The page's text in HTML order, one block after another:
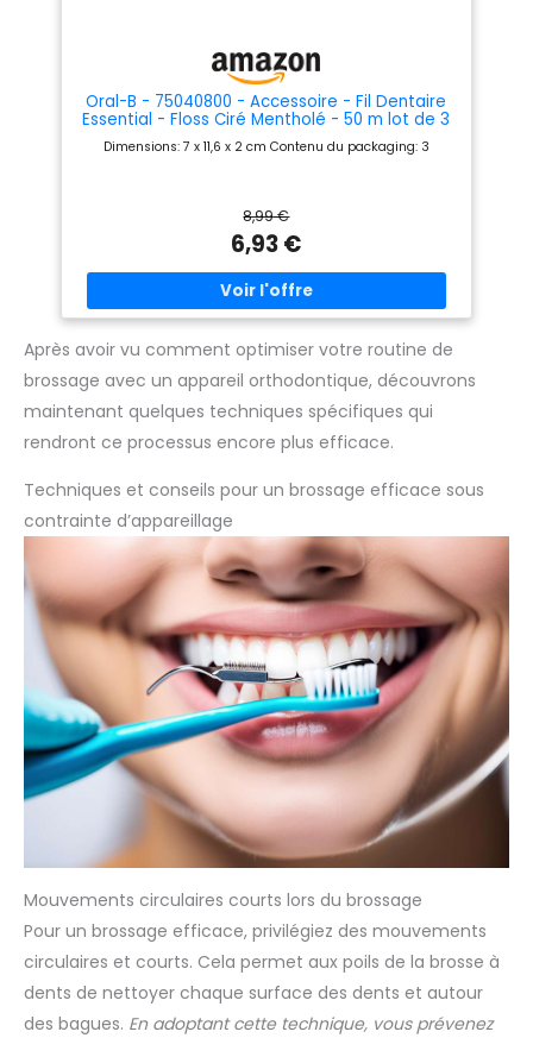
extrémité pour éliminer les
débris plus importants, et
d'une section médiane
texturée pour une meilleure
de la fatigue. Protège les dents
familial. Abordable, écologique
et favorisant la santé dentaire
Oral-B - 75040800 - Accessoire - Fil Dentaire
Essential - Floss Ciré Mentholé - 50 m lot de 3
Dimensions: 7 x 11,6 x 2 cm Contenu du packaging: 3
8,99 €
6,93 €
Après avoir vu comment optimiser votre routine de
brossage avec un appareil orthodontique, découvrons
maintenant quelques techniques spécifiques qui
rendront ce processus encore plus efficace.
Techniques et conseils pour un brossage efficace sous
contrainte d’appareillage
Mouvements circulaires courts lors du brossage
Pour un brossage efficace, privilégiez des mouvements
circulaires et courts. Cela permet aux poils de la brosse à
dents de nettoyer chaque surface des dents et autour
des bagues. En adoptant cette technique, vous prévenez